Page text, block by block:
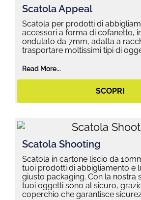
Scatola Appeal
Scatola per prodotti di
accessori a forma di cofanetto,
ondulato da 7mm, adatta a
trasportare moltissimi tipi di
Read More...
SCOPRI
Scatola Shooting
Scatola in cartone liscio da
tuoi prodotti di abbigliamento e
giusto packaging. Con la nostra
tuoi oggetti sono al sicuro,
coperchio che garantisce